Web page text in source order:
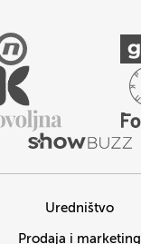
Uredništvo
Prodaja i marketing